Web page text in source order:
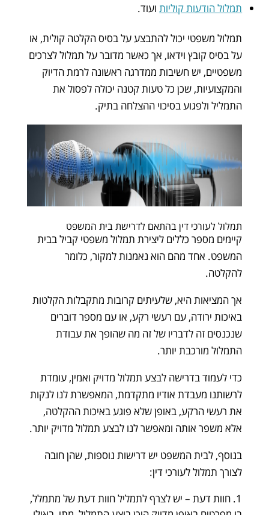
תמלול הודעות קוליותועוד.
תמלול משפטי יכול להתבצע על בסיס הקלטה קולית, או
על בסיס קובץ וידאו, אך כאשר מדובר על תמלול לצרכים
משפטיים, יש חשיבות ממדרגה ראשונה לרמת הדיוק
והמקצועיות, שכן כל טעות קטנה יכולה לפסול את
התמליל ולפגוע בסיכוי ההצלחה בתיק.
תמלול לעורכי דין בהתאם לדרישת בית המשפט
קיימים מספר כללים ליצירת תמלול משפטי קביל בבית
המשפט. אחד מהם הוא נאמנות למקור, כלומר
להקלטה.
אך המציאות היא, שלעיתים קרובות מתקבלות הקלטות
באיכות ירודה, עם רעשי רקע, או עם מספר דוברים
שנכנסים זה לדבריו של זה מה שהופך את עבודת
התמלול מורכבת יותר.
כדי לעמוד בדרישה לבצע תמלול מדויק ואמין, עומדת
לרשותנו מעבדת אודיו מתקדמת, המאפשרת לנו לנקות
את רעשי הרקע, באופן שלא פוגע באיכות ההקלטה,
אלא משפר אותה ומאפשר לנו לבצע תמלול מדויק יותר.
בנוסף, לבית המשפט יש דרישות נוספות, שהן חובה
לצורך תמלול לעורכי דין:
חוות דעת – יש לצרף לתמליל חוות דעת של מתמלל,